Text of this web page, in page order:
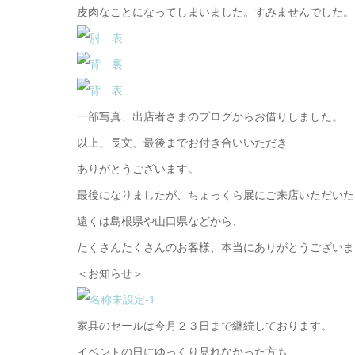
皮肉なことになってしまいました。すみませんでした。
一部写真、出店者さまのブログからお借りしました。
以上、長文、最後までお付き合いいただき
ありがとうございます。
最後になりましたが、ちょっくら展にご来店いただいた
遠くは島根県や山口県などから、
たくさんたくさんのお客様、本当にありがとうござい
＜お知らせ＞
家具のセールは今月２３日まで継続しております。
イベントの日にゆっくり見れなかった方も